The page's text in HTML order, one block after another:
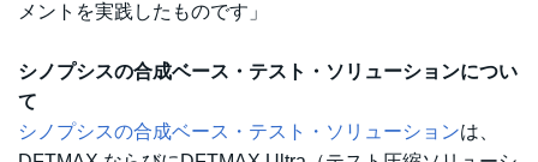
メントを実践したものです」
シノプシスの合成ベース・テスト・ソリューションについ
て
シノプシスの合成ベース・テスト・ソリューションは、